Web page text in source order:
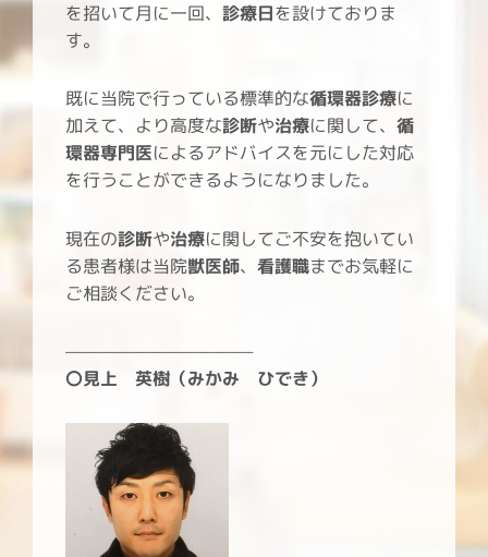
を招いて月に一回、 診療日を設けておりま
す。
既に当院で行っている標準的な循環器診療に
加えて、より高度な診断や治療に関して、 循
環器専門医によるアドバイスを元にした対応
を行うことができるようになりました。
現在の診断や治療に関してご不安を抱いてい
る患者様は当院獣医師、 看護職までお気軽に
ご相談ください。
———————————–
〇見上 英樹（みかみ ひでき）